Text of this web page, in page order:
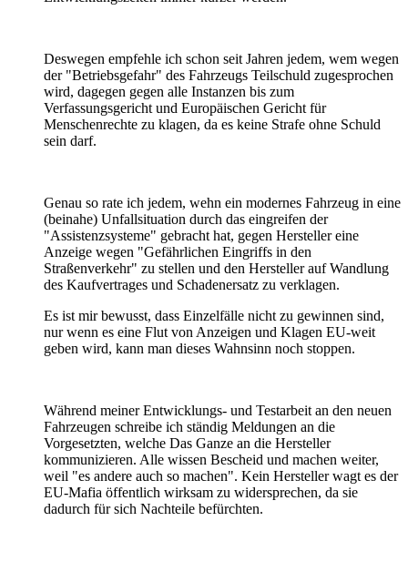
Deswegen empfehle ich schon seit Jahren jedem, wem wegen
der "Betriebsgefahr" des Fahrzeugs Teilschuld zugesprochen
wird, dagegen gegen alle Instanzen bis zum
Verfassungsgericht und Europäischen Gericht für
Menschenrechte zu klagen, da es keine Strafe ohne Schuld
sein darf.
Genau so rate ich jedem, wehn ein modernes Fahrzeug in eine
(beinahe) Unfallsituation durch das eingreifen der
"Assistenzsysteme" gebracht hat, gegen Hersteller eine
Anzeige wegen "Gefährlichen Eingriffs in den
Straßenverkehr" zu stellen und den Hersteller auf Wandlung
des Kaufvertrages und Schadenersatz zu verklagen.
Es ist mir bewusst, dass Einzelfälle nicht zu gewinnen sind,
nur wenn es eine Flut von Anzeigen und Klagen EU-weit
geben wird, kann man dieses Wahnsinn noch stoppen.
Während meiner Entwicklungs- und Testarbeit an den neuen
Fahrzeugen schreibe ich ständig Meldungen an die
Vorgesetzten, welche Das Ganze an die Hersteller
kommunizieren. Alle wissen Bescheid und machen weiter,
weil "es andere auch so machen". Kein Hersteller wagt es der
EU-Mafia öffentlich wirksam zu widersprechen, da sie
dadurch für sich Nachteile befürchten.